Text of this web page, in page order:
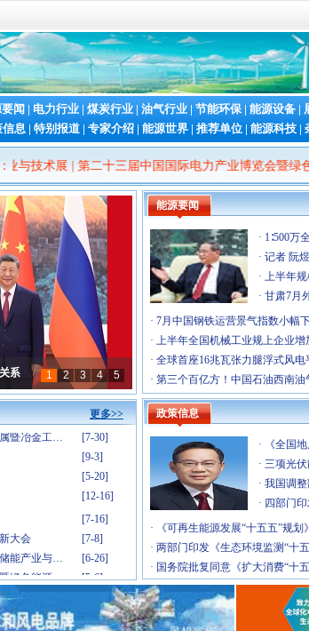
闻 | 电力行业 | 煤炭行业 | 油气行业 | 节能环保 | 能源设备 |
信息 | 特别报道 | 专家介绍 | 能源世界 | 推荐单位 | 能源科技 |
： 展|第二十三届中国国际电力产业博览会暨绿色能源装
更多>>
[7-16]
大会
[7-8]
储能产业与…
[6-26]
暨绿色能源…
[5-6]
[4-30]
深…
[4-23]
会
[3-26]
[2-26]
大会暨涡…
[1-21]
能源&储…
[1-8]
[1-6]
[12-31]
[12-26]
利用峰会
[12-10]
属暨冶金工…
[7-30]
[9-3]
[5-20]
[12-16]
大会
[7-8]
能产业与…
[6-26]
绿色能源…
[5-6]
[4-30]
深…
[4-23]
会
[3-26]
能源要闻
· 1∶500万
· 记者 阮
· 上半年
· 甘肃7月
· 7月中国钢铁运营景气指数小幅
· 上半年全国机械工业规上企业
· 全球首座16兆瓦张力腿浮式风电
· 第三个百亿方！中国石油西南
政策信息
·
《全国
· 三项光
· 我国调
· 四部门
·
《可再生能源发展“十五五”规划
· 两部门印发《生态环境监测“十五
· 国务院批复同意《扩大消费“十五